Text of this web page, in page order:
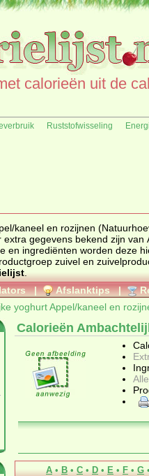
calorieën uit de
Ruststofwisseling
kaneel en rozijnen
zijn van Ambachtelijke yoghurt Appel/kaneel en rozijnen (Natuurhoeve)
hieronder getoond. Kijk hier voor een totaaloverzicht van
productgroep zuivel en
| Afslanktips |
yoghurt Appel/kaneel en
Calorieën
A • B • C • D • E • F • G •